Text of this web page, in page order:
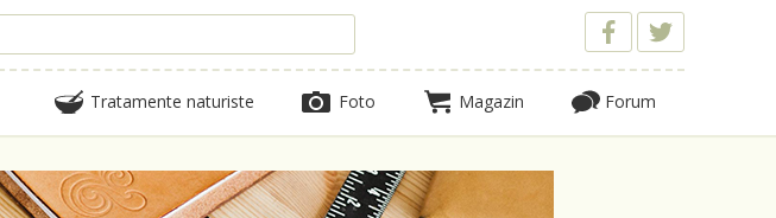
Tratamente naturiste Foto Magazin Forum